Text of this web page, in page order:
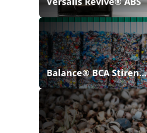
Balance® BCA Stiren...